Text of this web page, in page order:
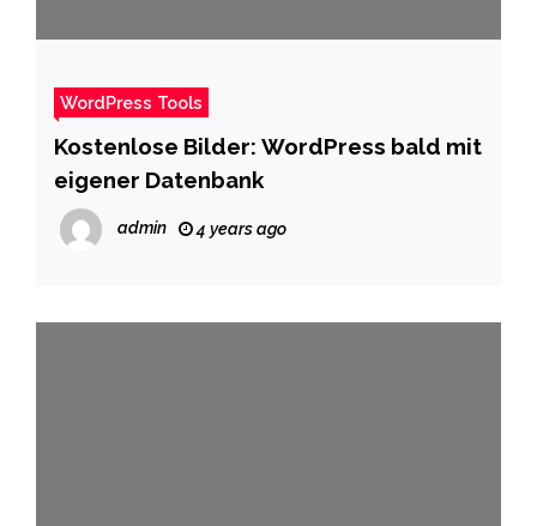
WordPress Tools
Kostenlose Bilder: WordPress bald mit
eigener Datenbank
admin 4 years ago